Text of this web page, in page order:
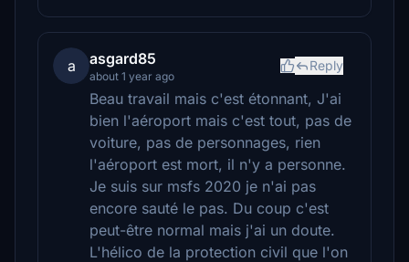
a asgard85
about 1 year ago
Reply
Beau travail mais c'est étonnant, J'ai
bien l'aéroport mais c'est tout, pas de
voiture, pas de personnages, rien
l'aéroport est mort, il n'y a personne.
Je suis sur msfs 2020 je n'ai pas
encore sauté le pas. Du coup c'est
peut-être normal mais j'ai un doute.
L'hélico de la protection civil que l'on